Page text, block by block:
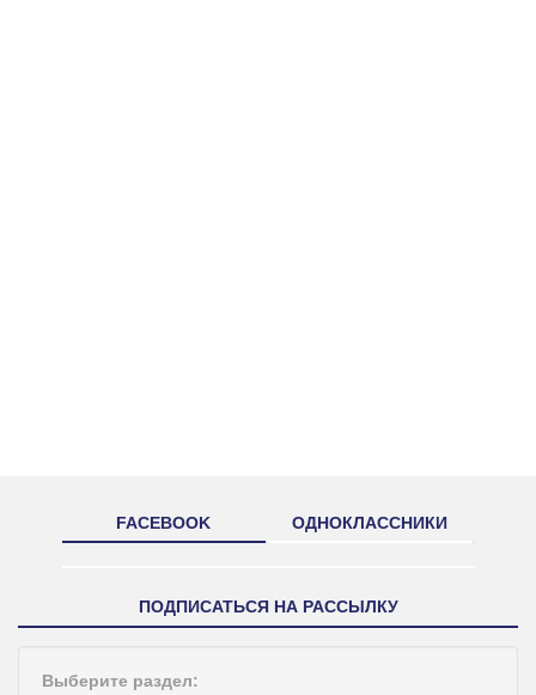
FACEBOOK ОДНОКЛАССНИКИ
ПОДПИСАТЬСЯ НА РАССЫЛКУ
Выберите раздел: